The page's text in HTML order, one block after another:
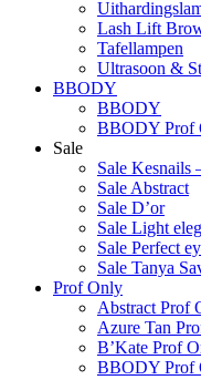
Lash Lift
Tafellampen
Ultrasoon &
BBODY
BBODY
BBODY Prof
Sale
Sale Kesnails
Sale Abstract
Sale D’or
Sale Light
Sale Perfect
Sale Tanya
Prof Only
Abstract Prof
Azure Tan
B’Kate Prof
BBODY Prof